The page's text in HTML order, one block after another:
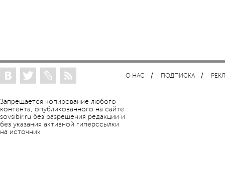
Запрещается копирование любого
контента, опубликованного на сайте
sovsibir.ru без разрешения редакции и
без указания активной гиперссылки
на источник
О НАС ПОДПИСКА